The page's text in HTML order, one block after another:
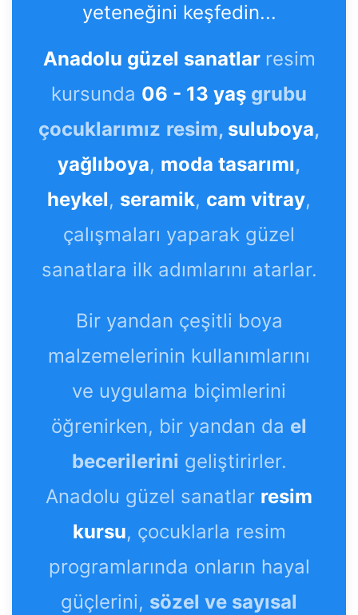
yeteneğini keşfedin...
Anadolu güzel sanatlar resim
kursunda 06 - 13 yaş grubu
çocuklarımız resim, suluboya,
yağlıboya, moda tasarımı,
heykel, seramik, cam vitray,
çalışmaları yaparak güzel
sanatlara ilk adımlarını atarlar.
Bir yandan çeşitli boya
malzemelerinin kullanımlarını
ve uygulama biçimlerini
öğrenirken, bir yandan da el
becerilerini geliştirirler.
Anadolu güzel sanatlar resim
kursu, çocuklarla resim
programlarında onların hayal
güçlerini, sözel ve sayısal